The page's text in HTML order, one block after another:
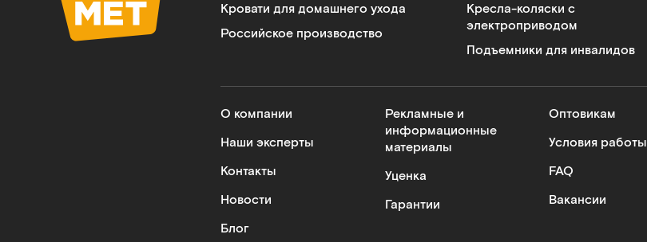
Кровати для домашнего ухода
Российское производство
Кресла-коляски с
электроприводом
Подъемники для инвалидов
О компании
Наши эксперты
Контакты
Новости
Блог
Рекламные и
информационные
материалы
Уценка
Гарантии
Оптовикам
Условия работы
FAQ
Вакансии